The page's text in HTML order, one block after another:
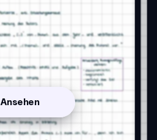
Ansehen